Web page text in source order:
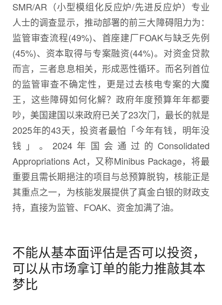
SMR/AR（小型模组化反应炉/先进反应炉）专业
人士的调查显示，推动部署的前三大障碍阻力为：
监管审查流程(49%)、首座建厂FOAK与缺乏先例
(45%)、资本取得与专案融资(44%)。对资金贷款
而言，三者息息相关，形成恶性循环。而名列首位
的监管审查不确定性，更是过去核电专案的大魔
王，这些障碍如何化解？政府年度预算年年都要
吵，美国建国以来政府已关了23次门，最长的就是
2025年的43天，投资者最怕「今年有钱，明年没
钱」。2024年国会通过的Consolidated
Appropriations Act，又称Minibus Package，将最
重要且需长期挹注的项目与总预算脱钩，核能正是
其重点之一，为核能发展提供了真金白银的财政支
持，直接为监管、FOAK、资金加满了油。
不能从基本面评估是否可以投资，
可以从市场拿订单的能力推敲其本
梦比